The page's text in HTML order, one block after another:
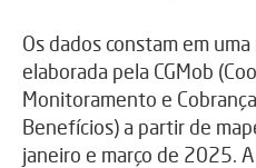
Os dados constam em
elaborada pela CGMob
Monitoramento e
Benefícios) a partir de
janeiro e março de 2025.